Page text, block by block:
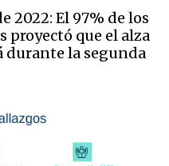
2022: El 97% de los
proyectó que el alza
durante la segunda